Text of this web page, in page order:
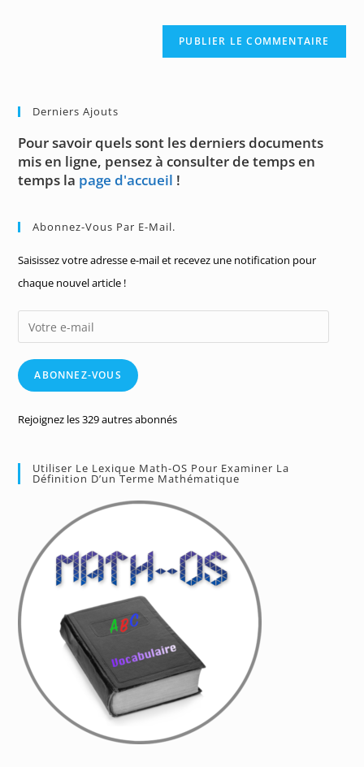
Derniers Ajouts
Pour savoir quels sont les derniers documents
mis en ligne, pensez à consulter de temps en
temps la page d'accueil !
Abonnez-Vous Par E-Mail.
Saisissez votre adresse e-mail et recevez une notification pour
chaque nouvel article !
Votre
e-
mailABONNEZ-VOUS
Rejoignez les 329 autres abonnés
Utiliser Le Lexique Math-OS Pour Examiner La
Définition D’un Terme Mathématique